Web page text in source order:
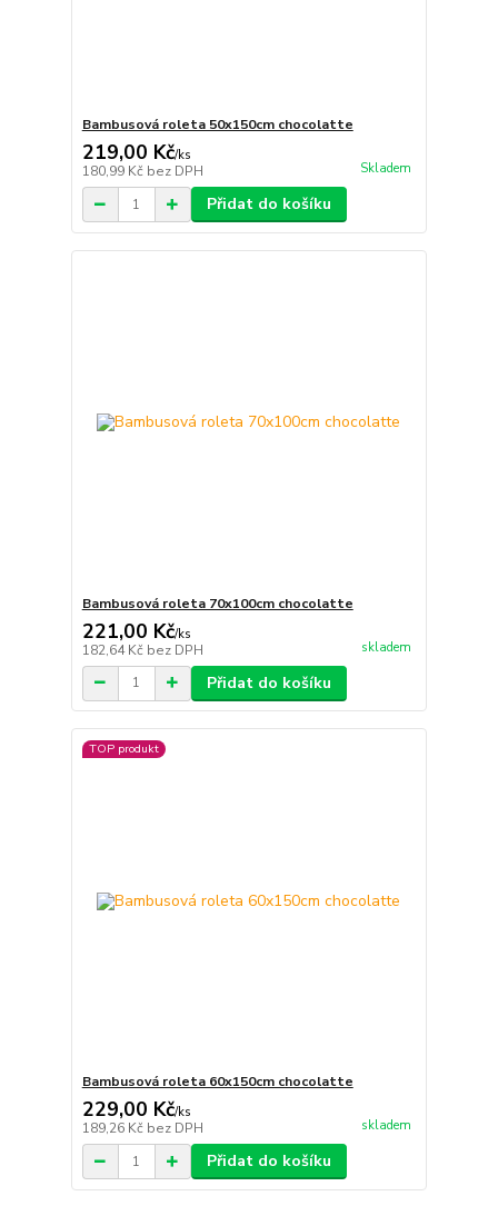
Bambusová roleta 50x150cm chocolatte
219,00 Kč/ks
180,99 Kč bez DPH Skladem
Přidat do košíku
Bambusová roleta 70x100cm chocolatte
221,00 Kč/ks
182,64 Kč bez DPH skladem
Přidat do košíku
TOP produkt
Bambusová roleta 60x150cm chocolatte
229,00 Kč/ks
189,26 Kč bez DPH skladem
Přidat do košíku